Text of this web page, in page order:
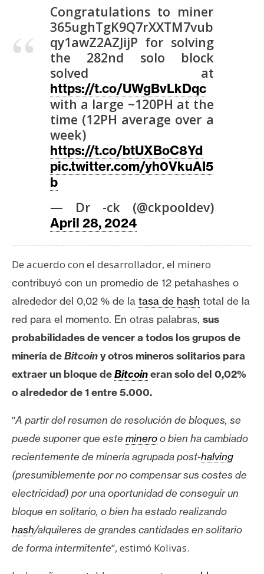
m
s
C
o
n
t
c
t
o
P
u
b
i
c
d
d
Congratulations to miner
365ughTgK9Q7rXXTM7vub
qy1awZ2AZJijP for solving
the 282nd solo block
solved at
https://t.co/UWgBvLkDqc
with a large ~120PH at the
time (12PH average over a
week)
https://t.co/btUXBoC8Yd
pic.twitter.com/yh0VkuAI5
b
— Dr -ck (@ckpooldev)
April 28, 2024
De acuerdo con el desarrollador, el minero
contribuyó con un promedio de 12 petahashes o
alrededor del 0,02 % de la tasa de hash total de la
red para el momento. En otras palabras, sus
probabilidades de vencer a todos los grupos de
minería deBitcoiny otros mineros solitarios para
extraer un bloque deBitcoineran solo del 0,02%
o alrededor de 1 entre 5.000.
“A partir del resumen de resolución de bloques, se
puede suponer que este mineroo bien ha cambiado
recientemente de minería agrupada post-halving
(presumiblemente por no compensar sus costes de
electricidad) por una oportunidad de conseguir un
bloque en solitario, o bien ha estado realizando
hash/alquileres de grandes cantidades en solitario
de forma intermitente“, estimó Kolivas.